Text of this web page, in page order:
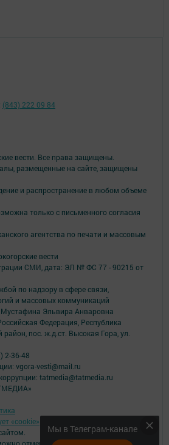
Мы в Телеграм-канале
вести. Все права защищены.
размещенные на сайте, защищены
и распространение в любом объеме
только с письменного согласия
агентства по печати и массовым
вести
СМИ, дата: ЭЛ № ФС 77 - 90215 от
по надзору в сфере связи,
и массовых коммуникаций
Эльвира Анваровна
Федерация, Республика
район, пос. ж.д.ст. Высокая Гора, ул.
2-36-48
vgora-vesti@mail.ru
tatmedia@tatmedia.ru
«cookie» для персонализации сервисов и
(843) 222 09 84